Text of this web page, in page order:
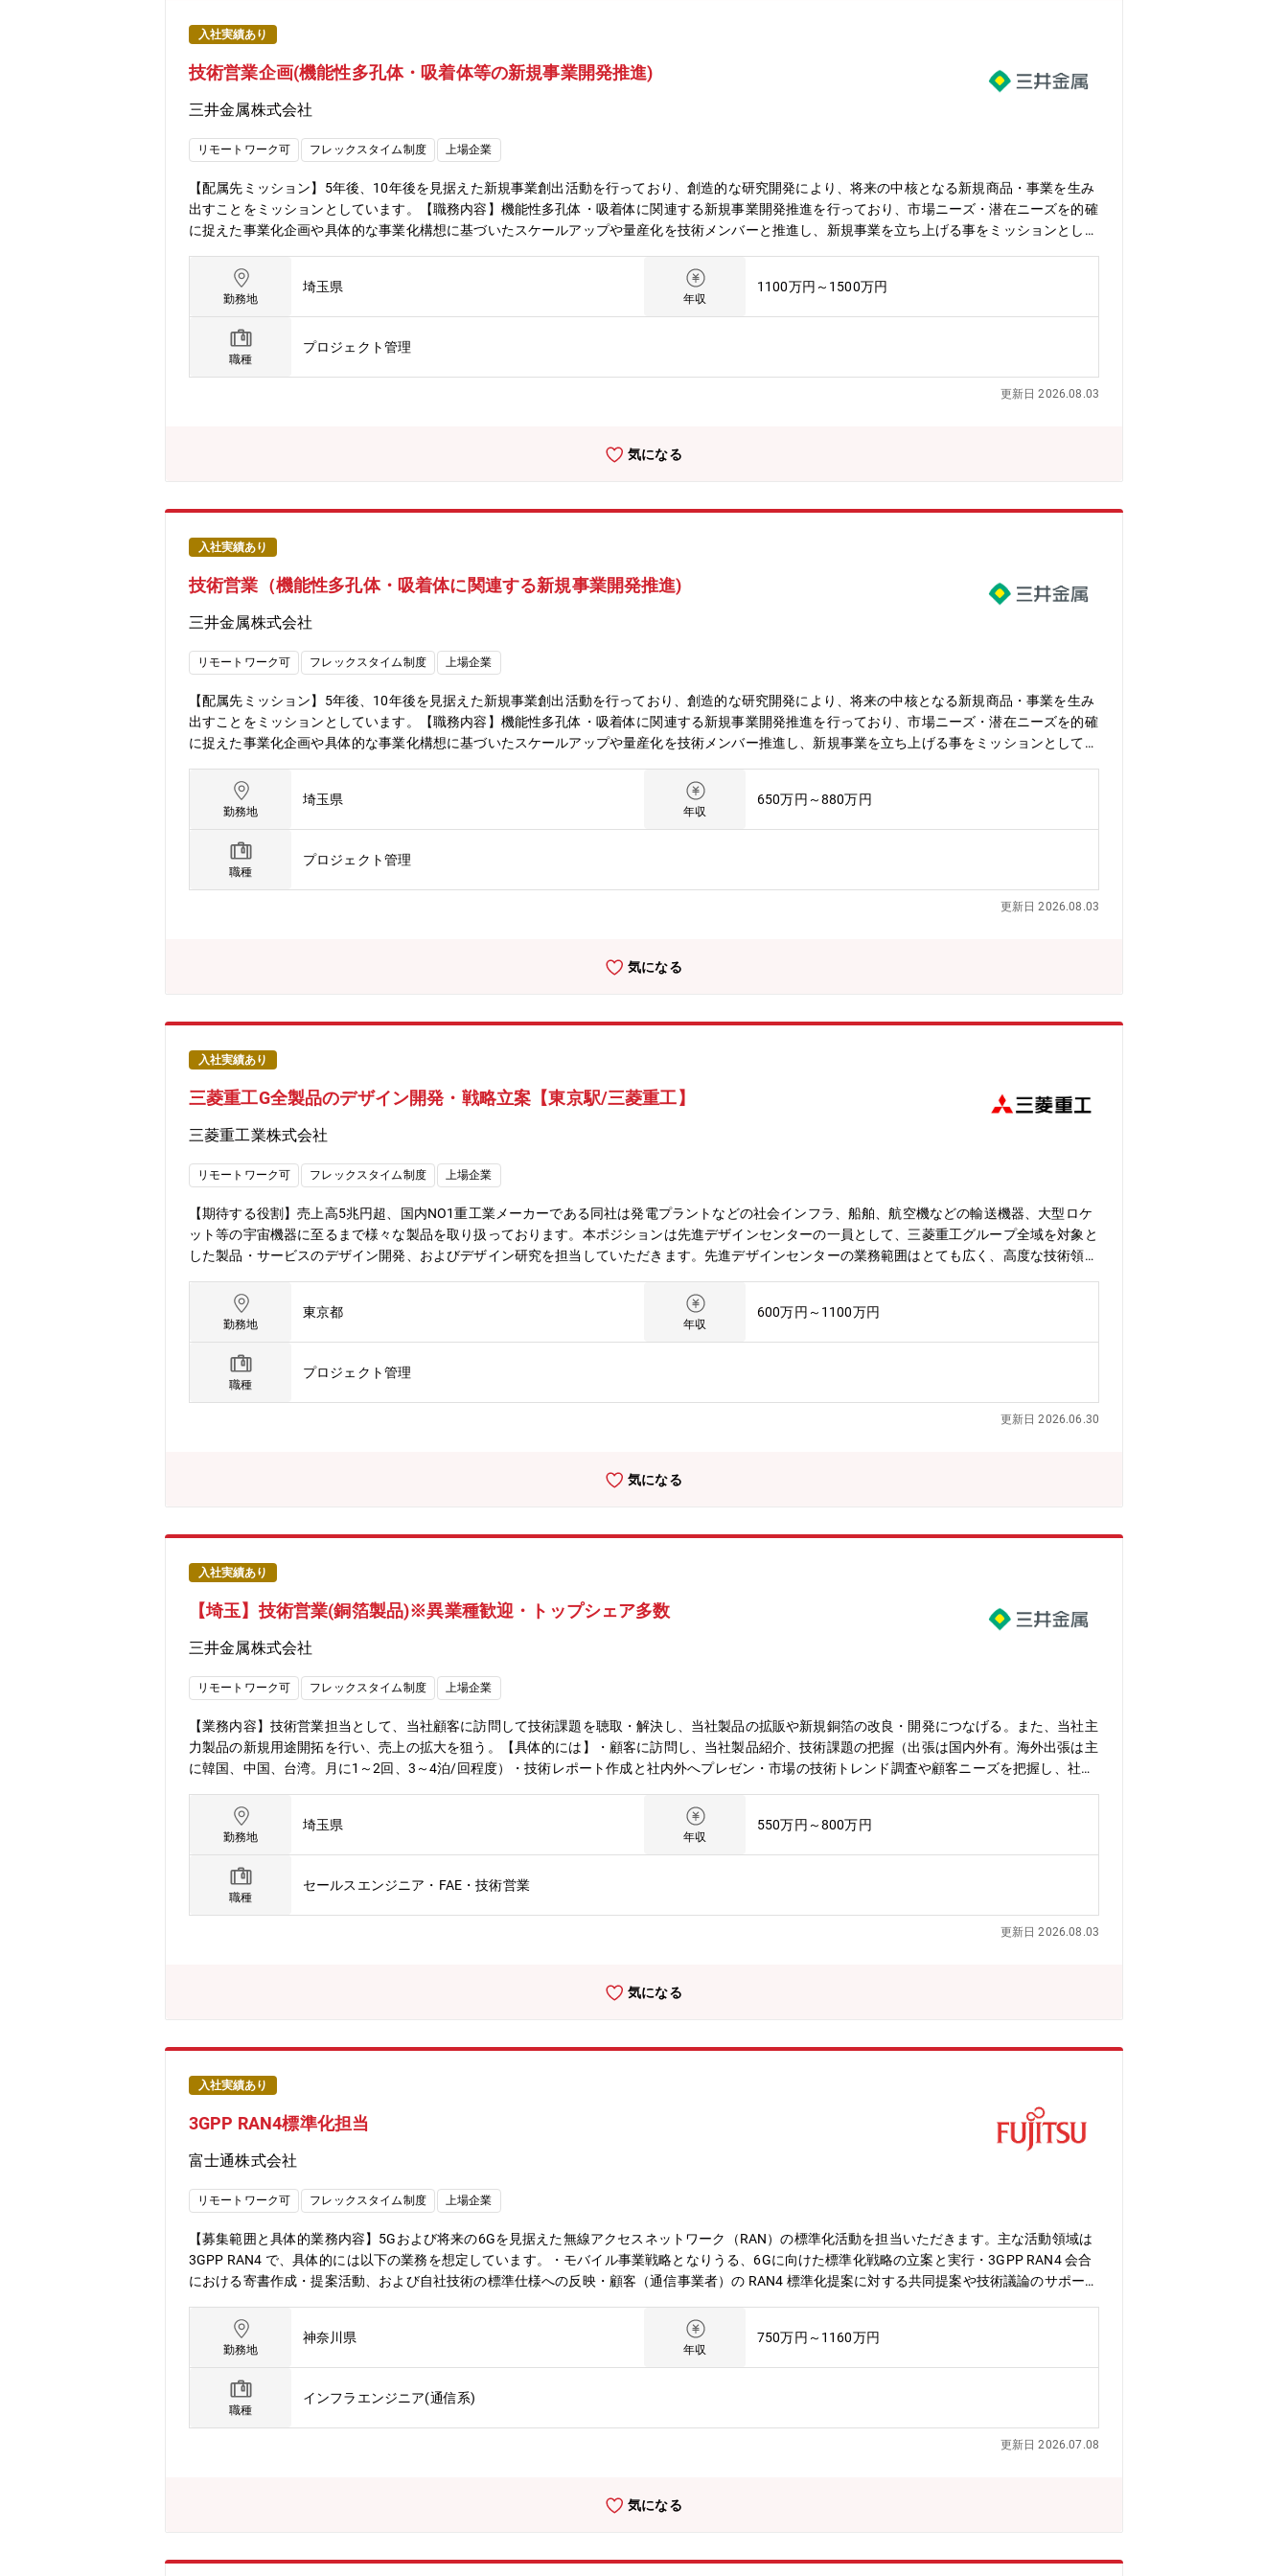
入社実績あり
技術営業企画(機能性多孔体・吸着体等の新規事業開発推進)
三井金属株式会社
リモートワーク可 フレックスタイム制度 上場企業
【配属先ミッション】5年後、10年後を見据えた新規事業創出活動を行っており、創造的な研究開発により、将来の中核となる新規商品・事業を生み
出すことをミッションとしています。【職務内容】機能性多孔体・吸着体に関連する新規事業開発推進を行っており、市場ニーズ・潜在ニーズを的確
に捉えた事業化企画や具体的な事業化構想に基づいたスケールアップや量産化を技術メンバーと推進し、新規事業を立ち上げる事をミッションとして
見・ご経験に応じて担当テーマを選定します。管理職として小チームで複数テーマ・領域を担当いただくこともあります対象領域 ・CO2回収(CCUS
含)領域 ・希少金属回収などのサーキュラーエコノミー、資源回収領域 ・グリーケミカル、サスティナブルケミカル領域国内外の顧客への技術売
り込みやサンプル評価などの活動を通してニーズ、競合技術、市場の理解を深め、市場創出をパートナーとともに進めます＜その他＞・月２～３回程
度の国内出張、年数回程度の海外出張が想定されます。【業務の面白み/魅力】多孔体材料は様々な分野で社会課題解決に貢献できる可能性を秘めて
います。グローバル市場に向けた材料開発・製品開発行う技術側、さらに国内外のスタートアップやパートナーとの連携を取り、ビジネスモデル検討
などビジネス側の双方から新規事業創出プロセスを経験できます。新しい製品や事業を世に送り出す達成感と挑戦を楽しめるポジションです！【機能
性多孔体事業について】微細な孔を持つ固体材料のことであり、材料の組成・結晶構造・細孔構造等の選択・制御および細孔への表面処理によりガス
アステップイメージ】初任地は埼玉県上尾市の総合研究所に配属となります。チームリーダー、グループリーダー等の中心的立場をお任せする可能性
向け酸化物半導体ターゲット材(世界シェア:40%)◆企業について:同社はグローバル規模で事業を展開しています。中でも機能材料事業は、スマートフ
ェアを誇る製品を多数有しています。総合研究所は創造的な研究開発により、事業の中核となる新商品・新技術を創出し、事業化を目指します。研究
開発された材料は、将来的に製品化されて市場に出てゆき、暮らしを豊かにすることに貢献できます。同社の特徴はやりたい事に挑戦できる風土で
す。幅広い分野に事業展開しているからこそ、多くの分野でチャレンジできるフィールドがあります。
勤務地
埼玉県
年収
1100万円～1500万円
職種
プロジェクト管理
更新日 2026.08.03
気になる
入社実績あり
技術営業（機能性多孔体・吸着体に関連する新規事業開発推進)
三井金属株式会社
リモートワーク可 フレックスタイム制度 上場企業
【配属先ミッション】5年後、10年後を見据えた新規事業創出活動を行っており、創造的な研究開発により、将来の中核となる新規商品・事業を生み
出すことをミッションとしています。【職務内容】機能性多孔体・吸着体に関連する新規事業開発推進を行っており、市場ニーズ・潜在ニーズを的確
に捉えた事業化企画や具体的な事業化構想に基づいたスケールアップや量産化を技術メンバー推進し、新規事業を立ち上げる事をミッションとしてい
じて担当テーマを選定します。対象領域 ・CO2回収(CCUS含)領域 ・希少金属回収などのサーキュラーエコノミー、資源回収領域 ・グリーケミ
カル、サスティナブルケミカル領域国内外の顧客への技術売り込みやサンプル評価などの活動を通してニーズ、競合技術、市場の理解を深め、市場創
出をパートナーとともに進めます＜その他＞・月２～３回程度の国内出張、年数回程度の海外出張が想定されます。【業務の面白み/魅力】配属先の
事業創造本部FPM事業推進ユニットは機能性多孔質体で当社の次の事業を創出することがミッションです。開発チームとの技術的な対話から社外ビジ
ネスパーソンとのビジネス交渉まで幅広く関与し新規事業を作る過程を経験することができ、素材を起点としたイノベーションをビジネスを通して社
会に繋ぐ経験ができます。【機能性多孔体事業について】微細な孔を持つ固体材料のことであり、材料の組成・結晶構造・細孔構造等の選択・制御お
よび細孔への表面処理によりガスやイオンの吸着・分離・濃縮、さらに触媒性能を付与することで物質変換を可能にする材料です。2026年上期に設
ームマネジメント等、事業化の中心的役割を担っていただく可能性があります。◆三井金属鉱業社の主力製品とシェアについて： 半導体パッケージ
ーバル規模で事業を展開しています。中でも機能材料事業は、スマートフォンの半導体パッケージ回路基板用の極薄銅箔やバイク用の排ガス浄化触
り、事業の中核となる新商品・新技術を創出し、事業化を目指します。研究開発された材料は、将来的に製品化されて市場に出てゆき、暮らしを豊か
るフィールドがあります。
勤務地
埼玉県
年収
650万円～880万円
職種
プロジェクト管理
更新日 2026.08.03
気になる
入社実績あり
三菱重工G全製品のデザイン開発・戦略立案【東京駅/三菱重工】
三菱重工業株式会社
リモートワーク可 フレックスタイム制度 上場企業
【期待する役割】売上高5兆円超、国内NO1重工業メーカーである同社は発電プラントなどの社会インフラ、船舶、航空機などの輸送機器、大型ロケ
ット等の宇宙機器に至るまで様々な製品を取り扱っております。本ポジションは先進デザインセンターの一員として、三菱重工グループ全域を対象と
した製品・サービスのデザイン開発、およびデザイン研究を担当していただきます。先進デザインセンターの業務範囲はとても広く、高度な技術領域
n.html【職務内容】先進デザインセンターの一員として、三菱重工グループ全域を対象とした製品・サービスのデザイン開発、およびデザイン研究を
担当していただきます。なかでも必要としている業務分野としては、以下の２つがあります。・製品やサービスのUI/UXデザイン設計およびディレク
ション・調査、分析に基づくストラテジー立案、コンセプトメイキング【本ポジションの魅力】先進デザインセンターは、エアコンの意匠設計から始
まった小さな組織です。一人一人の専門性を重視し、能力の違うメンバーが協働して大きなテーマに取組んでいます。したがって、上下関係を超えて
のコミュニケーションが盛んな組織です。また、500を超える製品群と、最先端に挑み続ける開発環境のなか、毎回新しい知識を学びながらデザイン
ができるため、常に新しい挑戦に満ち溢れています。現在、産業界は大きく変わろうとしています。この変革の時期に、イノベイティブなデザインが
できる職場です。【依頼背景】三菱重工は、世界でもトップクラスの技術力と広い製品領域を持った企業です。日本の経済発展を支える企業として1
ンをアウトプットできる方を増員致します。【組織構成】技術戦略推進室 先進デザインセンター【働き方について】デザインセンターには未来構想
を開始したことを契機に1884年に創業した同社は発電プラントなどの社会インフラ、船舶、航空機などの輸送機器、大型ロケットなどの宇宙機器に
益5.0271兆円、当期利益2,454億円等いずれも過去最高値であり、NO1重工業メーカーでありながらさらに成長をしております。・在宅勤務、時間単
位年休、フレックスタイム制度導入、えるぼし」「くるみん」の各認定等ワークライフバランスを整えた働き方が可能です。・パソナから入社実績が
多数あり、選考フローを熟知しておりますので、内定まで丁寧にフォロー致します。
勤務地
東京都
年収
600万円～1100万円
職種
プロジェクト管理
更新日 2026.06.30
気になる
入社実績あり
【埼玉】技術営業(銅箔製品)※異業種歓迎・トップシェア多数
三井金属株式会社
リモートワーク可 フレックスタイム制度 上場企業
【業務内容】技術営業担当として、当社顧客に訪問して技術課題を聴取・解決し、当社製品の拡販や新規銅箔の改良・開発につなげる。また、当社主
力製品の新規用途開拓を行い、売上の拡大を狙う。【具体的には】・顧客に訪問し、当社製品紹介、技術課題の把握（出張は国内外有。海外出張は主
に韓国、中国、台湾。月に1～2回、3～4泊/回程度）・技術レポート作成と社内外へプレゼン・市場の技術トレンド調査や顧客ニーズを把握し、社内
以上の当社製品関連の業務となるため、大きな成果につながりやすい。・専門知識が無くても入社後の教育や研修で身に付け、すぐに実務で活かすこ
とができる。【キャリアステップイメージ】入社後１～2年程度社内研修や評価業務で基板技術を身に着け、技術営業グループで３～４年程度実務を
経験し、適性をみて管理職候補としてグループの総括業務を実施いただきます。【銅箔事業部の代表的な製品について】◇高周波基板用電解銅箔「V
SP」:高周波数帯におけるプリント基板の伝送損失低減に大きく寄与することから、サーバー、ルーター、スイッチ等の高性能通信インフラ機器に採
用されております。足元はAI インフラ関連向けに HVLP5 グレード品が量産フェーズに移行し、ビッグテック各社での採用が進むなど需要が急激に増
加しております。◇キャリア付極薄銅箔「MicroThin」:※世界シェア95%微細回路形成に適した 1.5μm～5μm の銅箔厚みと複数種類の微細な粗化処理
を組み合わせた製品であり、主に半導体パッケージ基板、スマートフォン用マザーボード（HDIプリント基板）に使用されています。モバイル機器な
通信ノイズを低減する材料として、高性能のルーター・サーバー機器やスーパーコンピュータ向けの高多層基板、スマートフォンに内蔵される MEM
0%）／MLCC向け銅粉(世界シェア:30%)／ガラス基板向け酸化セリウム系研磨剤(世界シェア:40%)／アルミ溶湯濾過用メタロフィルタ(世界シェア:8
勤務地
埼玉県
年収
550万円～800万円
職種
セールスエンジニア・FAE・技術営業
更新日 2026.08.03
気になる
入社実績あり
3GPP RAN4標準化担当
富士通株式会社
リモートワーク可 フレックスタイム制度 上場企業
【募集範囲と具体的業務内容】5Gおよび将来の6Gを見据えた無線アクセスネットワーク（RAN）の標準化活動を担当いただきます。主な活動領域は
3GPP RAN4 で、具体的には以下の業務を想定しています。・モバイル事業戦略となりうる、6Gに向けた標準化戦略の立案と実行・3GPP RAN4 会合
における寄書作成・提案活動、および自社技術の標準仕様への反映・顧客（通信事業者）の RAN4 標準化提案に対する共同提案や技術議論のサポート
単なる技術検討にとどまらず、国内外のステークホルダーとの協議・交渉を通じて、自社および顧客のビジネス価値最大化に貢献していただきま
す。・通信事業者の戦略を理解し、標準化提案の企画・支援を通じてパートナーシップを深化させる・RF・物理レイヤに関する深い知識を活かし、R
AN1/2 メンバーと連携しながら、無線システム全体として整合性の取れた技術提案および高品質な知財創出をリード／サポートする【仕事の魅力・
やりがい】・同社の無線ユニット製品は国内外で採用が拡大しており、事業の成長を間近で感じながら標準化活動に取り組むことができます。・世界
中の優秀なエンジニアと高度な技術議論を行うことで、無線通信分野のエキスパートとして知見をさらに深めるとともに、国際的な人脈を構築できま
す。【募集背景と応募者様へのメッセージ】私たちは、次世代通信の技術的プレゼンス強化のため、3GPP RAN4で無線網の性能要件とRF特性議論を
リードする仲間を募集します。本ポジションでは、顧客ニーズに基づき標準化戦略へ技術を反映し、社会へのインパクトを実感できます。培った経験
フト」により達成する。【会社の魅力】■働き方について ・全社で年間80％以上の在宅勤務活用率。 ・コアタイム無しのフレックスタイム制、子育
勤務地
神奈川県
年収
750万円～1160万円
職種
インフラエンジニア(通信系)
更新日 2026.07.08
気になる